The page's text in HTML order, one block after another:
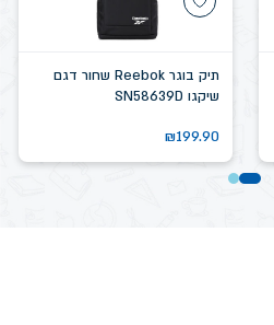
תיק בוגר Reebok שחור דגם
שיקגו SN58639D
₪199.90